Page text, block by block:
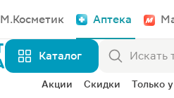
М.Косметик Аптека
Каталог
Акции Скидки Только